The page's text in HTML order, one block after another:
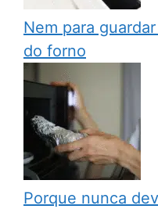
Nem para
do forno
Porque nunca